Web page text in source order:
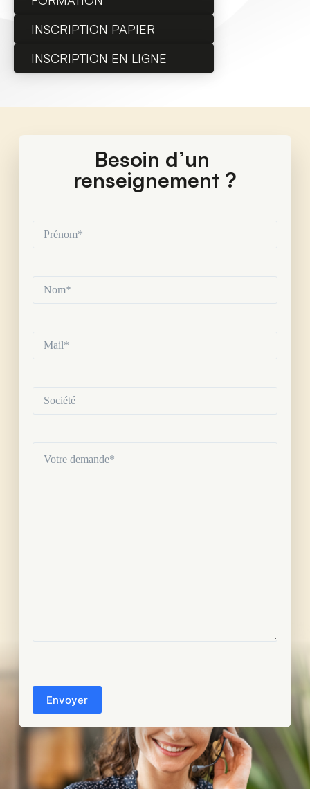
INSCRIPTION PAPIER
INSCRIPTION EN LIGNE
Besoin d’un
renseignement ?
(Nécessaire)
(Nécessaire)
(Nécessaire)
demande(Nécessaire)